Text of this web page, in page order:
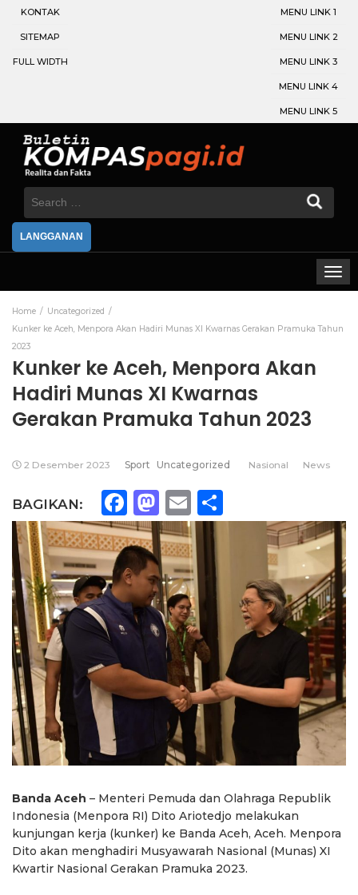
KONTAK
SITEMAP
FULL WIDTH
MENU LINK 1
MENU LINK 2
MENU LINK 3
MENU LINK 4
MENU LINK 5
Search
LANGGANAN
Home
Uncategorized
Kunker ke Aceh, Menpora Akan Hadiri Munas XI Kwarnas Gerakan Pramuka Tahun
2023
Kunker ke Aceh, Menpora Akan
Hadiri Munas XI Kwarnas
Gerakan Pramuka Tahun 2023
2 Desember 2023 Sport Uncategorized Nasional News
BAGIKAN: Facebook
Mastodon
Email
Banda Aceh – Menteri Pemuda dan Olahraga Republik
Indonesia (Menpora RI) Dito Ariotedjo melakukan
kunjungan kerja (kunker) ke Banda Aceh, Aceh. Menpora
Dito akan menghadiri Musyawarah Nasional (Munas) XI
Kwartir Nasional Gerakan Pramuka 2023.